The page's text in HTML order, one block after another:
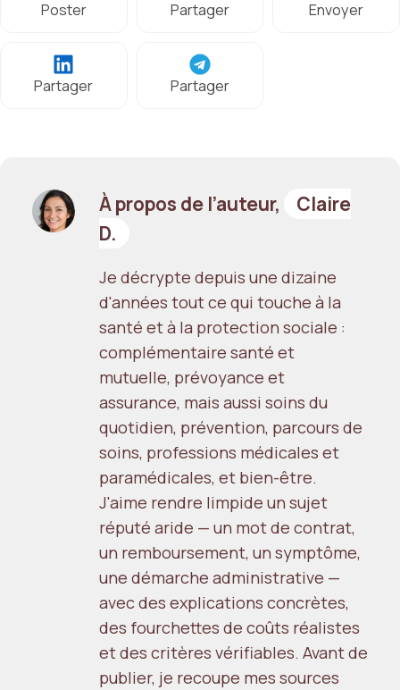
Poster Partager Envoyer
Partager Partager
À propos de l’auteur,
Claire
D.
Je décrypte depuis une dizaine
d'années tout ce qui touche à la
santé et à la protection sociale :
complémentaire santé et
mutuelle, prévoyance et
assurance, mais aussi soins du
quotidien, prévention, parcours de
soins, professions médicales et
paramédicales, et bien-être.
J'aime rendre limpide un sujet
réputé aride — un mot de contrat,
un remboursement, un symptôme,
une démarche administrative —
avec des explications concrètes,
des fourchettes de coûts réalistes
et des critères vérifiables. Avant de
publier, je recoupe mes sources